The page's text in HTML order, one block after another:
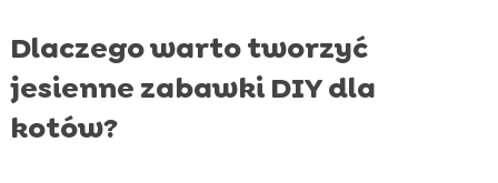
Dlaczego warto tworzyć
jesienne zabawki DIY dla
kotów?